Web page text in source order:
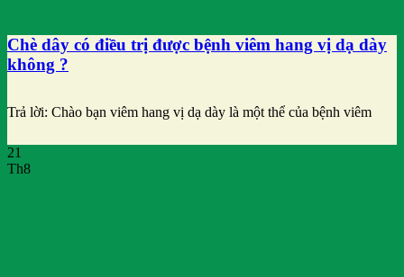
Chè dây có điều trị được bệnh viêm hang vị dạ dày
không ?
Trả lời: Chào bạn viêm hang vị dạ dày là một thể của bệnh viêm
21
Th8